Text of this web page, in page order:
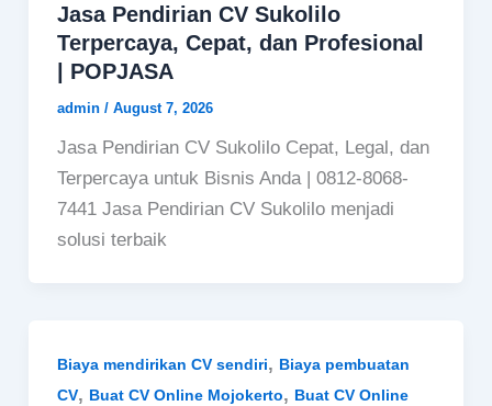
Jasa Pendirian CV Sukolilo
Terpercaya, Cepat, dan Profesional
| POPJASA
admin / August 7, 2026
Jasa Pendirian CV Sukolilo Cepat, Legal, dan
Terpercaya untuk Bisnis Anda | 0812-8068-
7441 Jasa Pendirian CV Sukolilo menjadi
solusi terbaik
Biaya mendirikan CV sendiri, Biaya pembuatan
CV, Buat CV Online Mojokerto, Buat CV Online